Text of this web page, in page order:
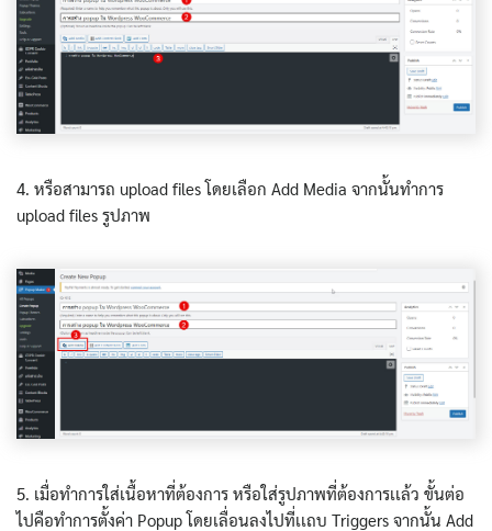
4. หรือสามารถ upload files โดยเลือก Add Media จากนั้นทำการ
upload files รูปภาพ
5. เมื่อทำการใส่เนื้อหาที่ต้องการ หรือใส่รูปภาพที่ต้องการเเล้ว ขั้นต่อ
ไปคือทำการตั้งค่า Popup โดยเลื่อนลงไปที่เเถบ Triggers จากนั้น Add